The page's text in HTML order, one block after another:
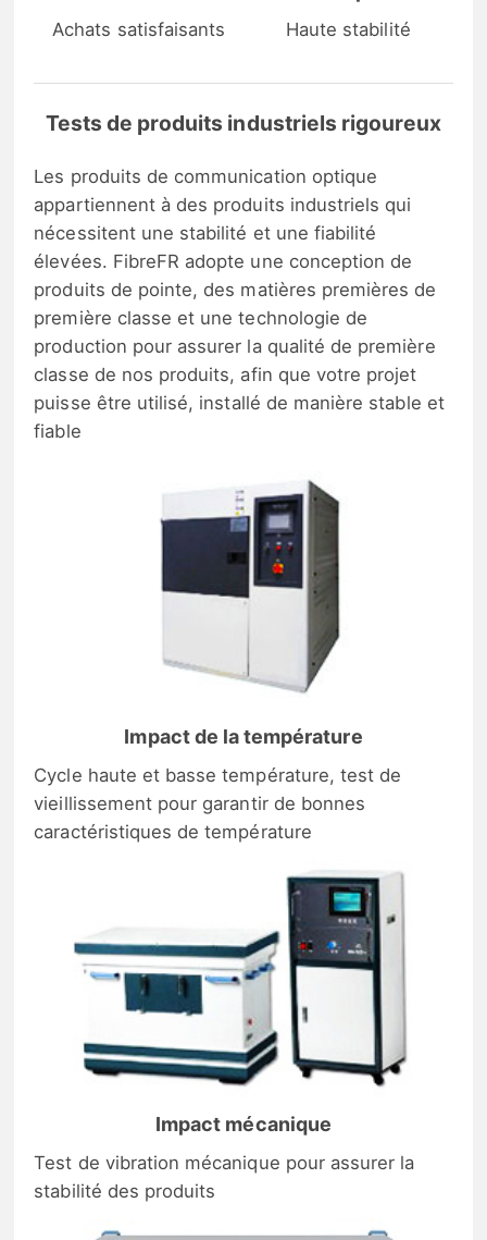
Achats satisfaisants Haute stabilité
Tests de produits industriels rigoureux
Les produits de communication optique
appartiennent à des produits industriels qui
nécessitent une stabilité et une fiabilité
élevées. FibreFR adopte une conception de
produits de pointe, des matières premières de
première classe et une technologie de
production pour assurer la qualité de première
classe de nos produits, afin que votre projet
puisse être utilisé, installé de manière stable et
fiable
Impact de la température
Cycle haute et basse température, test de
vieillissement pour garantir de bonnes
caractéristiques de température
Impact mécanique
Test de vibration mécanique pour assurer la
stabilité des produits